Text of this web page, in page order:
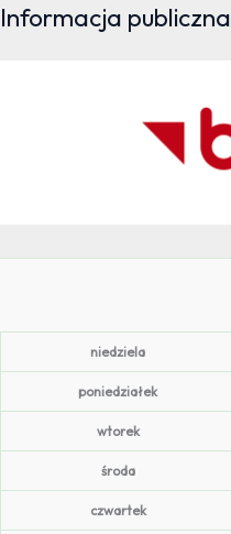
Informacja publiczna
niedziela
poniedziałek
wtorek
środa
czwartek